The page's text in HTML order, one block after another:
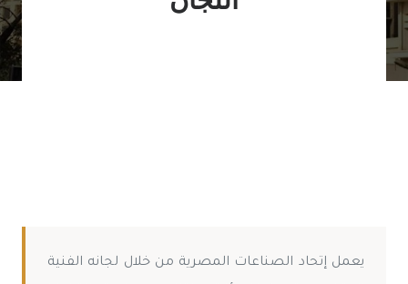
يعمل إتحاد الصناعات المصرية من خلال لجانه الفنية